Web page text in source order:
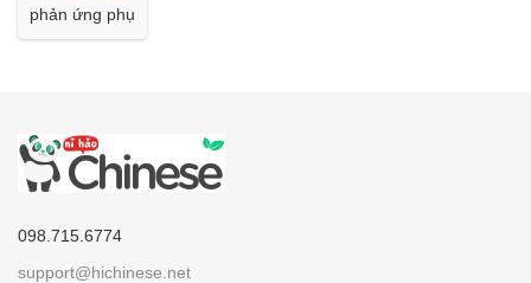
phản ứng phụ
098.715.6774
support@hichinese.net